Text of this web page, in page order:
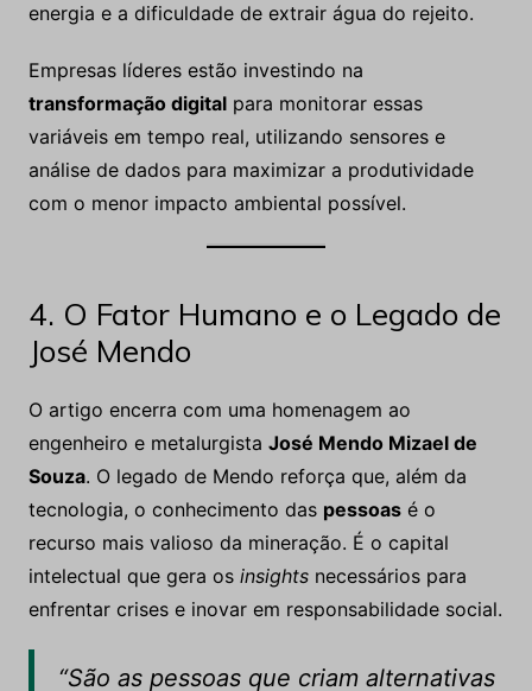
energia e a dificuldade de extrair água do rejeito.
Empresas líderes estão investindo na
transformação digitalpara monitorar essas
variáveis em tempo real, utilizando sensores e
análise de dados para maximizar a produtividade
com o menor impacto ambiental possível.
4. O Fator Humano e o Legado de
José Mendo
O artigo encerra com uma homenagem ao
engenheiro e metalurgista José Mendo Mizael de
Souza. O legado de Mendo reforça que, além da
tecnologia, o conhecimento das pessoasé o
recurso mais valioso da mineração. É o capital
intelectual que gera os insightsnecessários para
enfrentar crises e inovar em responsabilidade social.
“São as pessoas que criam alternativas